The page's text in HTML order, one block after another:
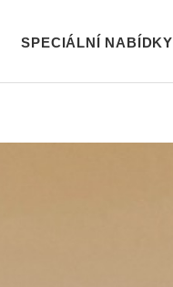
SPECIÁLNÍ NABÍDKY